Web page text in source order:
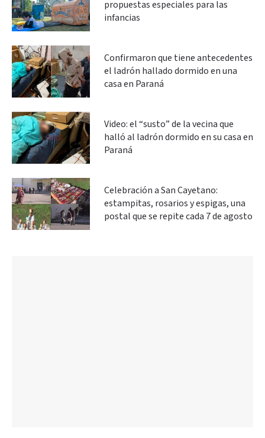
propuestas especiales para las
infancias
Confirmaron que tiene antecedentes
el ladrón hallado dormido en una
casa en Paraná
Video: el “susto” de la vecina que
halló al ladrón dormido en su casa en
Paraná
Celebración a San Cayetano:
estampitas, rosarios y espigas, una
postal que se repite cada 7 de agosto